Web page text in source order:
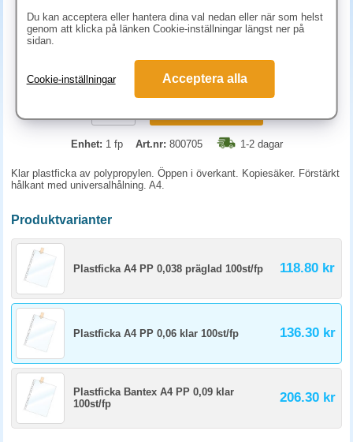
136.30 kr (inkl. moms)
Enhet: 1 fp Art.nr: 800705 1-2 dagar
Klar plastficka av polypropylen. Öppen i överkant. Kopiesäker. Förstärkt
hålkant med universalhålning. A4.
Produktvarianter
Plastficka A4 PP 0,038 präglad 100st/fp 118.80 kr
Plastficka A4 PP 0,06 klar 100st/fp 136.30 kr
Plastficka Bantex A4 PP 0,09 klar
100st/fp
206.30 kr
Du kan acceptera eller hantera dina val nedan eller när som helst
genom att klicka på länken Cookie-inställningar längst ner på
sidan.
Cookie-inställningar Acceptera alla